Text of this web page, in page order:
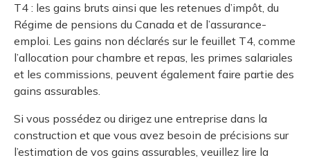
T4 : les gains bruts ainsi que les retenues d’impôt, du
Régime de pensions du Canada et de l’assurance-
emploi. Les gains non déclarés sur le feuillet T4, comme
l’allocation pour chambre et repas, les primes salariales
et les commissions, peuvent également faire partie des
gains assurables.
Si vous possédez ou dirigez une entreprise dans la
construction et que vous avez besoin de précisions sur
l’estimation de vos gains assurables, veuillez lire la